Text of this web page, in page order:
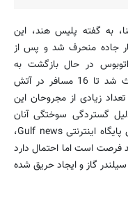
به گفته پلیس هند، این
جاده منحرف شد و پس از
در حال بازگشت به
«راجستان» بودند كه بی‌احتیاطی راننده باعث شد تا 16 مسافر در آتش
زیادی از مجروحان این
گستردگی سوختگی آنان
احتمال افزایش تلفات وجود دارد. به گزارش پایگاه اینترنتی Gulf news،
فرصت است اما احتمال دارد
گاز و ایجاد حریق شده